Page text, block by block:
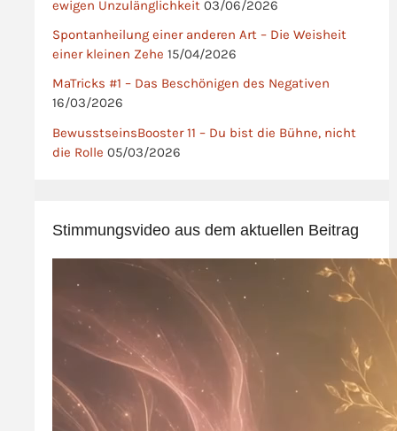
ewigen Unzulänglichkeit 03/06/2026
Spontanheilung einer anderen Art – Die Weisheit
einer kleinen Zehe 15/04/2026
MaTricks #1 – Das Beschönigen des Negativen
16/03/2026
BewusstseinsBooster 11 – Du bist die Bühne, nicht
die Rolle 05/03/2026
Stimmungsvideo aus dem aktuellen Beitrag